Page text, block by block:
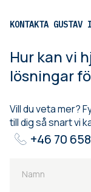
KONTAKTA GUSTAV
Hur kan vi
lösningar
Vill du veta mer?
till dig så snart vi
+46 70